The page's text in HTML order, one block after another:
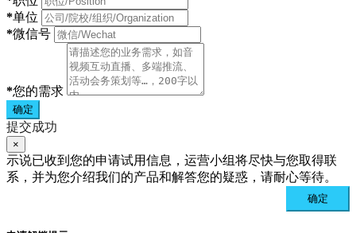
*单位
*微信号
*您的需求
确定
提交成功
×
示说已收到您的申请试用信息，运营小组将尽快与您取得联
系，并为您介绍我们的产品和解答您的疑惑，请耐心等待。
确定